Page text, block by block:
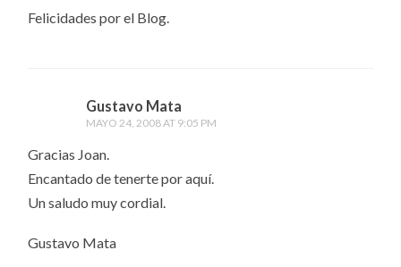
Felicidades por el Blog.
Gustavo Mata
MAYO 24, 2008 AT 9:05 PM
Gracias Joan.
Encantado de tenerte por aquí.
Un saludo muy cordial.
Gustavo Mata